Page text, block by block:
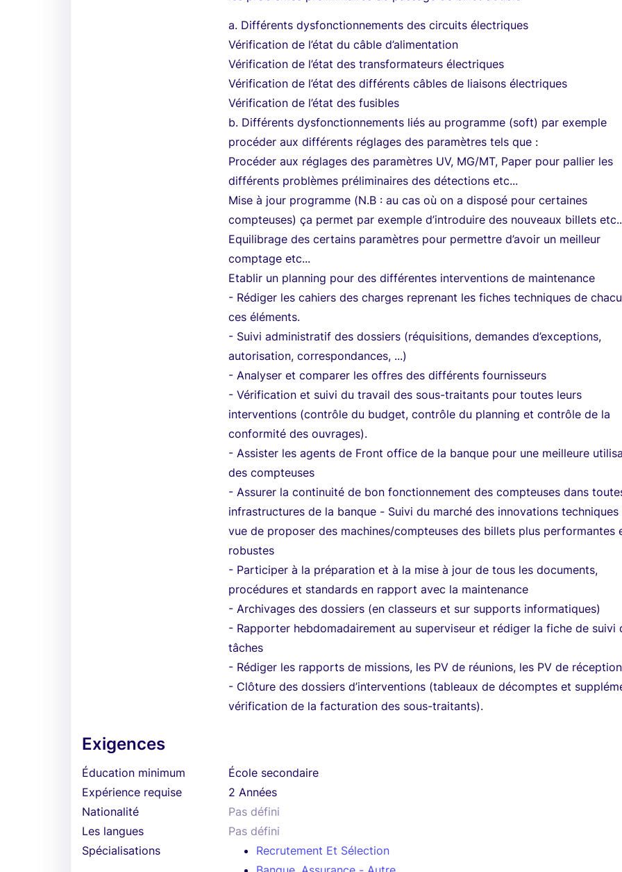
a. Différents dysfonctionnements des circuits électriques
Vérification de l’état du câble d’alimentation
Vérification de l’état des transformateurs électriques
Vérification de l’état des différents câbles de liaisons électriques
Vérification de l’état des fusibles
b. Différents dysfonctionnements liés au programme (soft) par exemple
procéder aux différents réglages des paramètres tels que :
Procéder aux réglages des paramètres UV, MG/MT, Paper pour pallier les
différents problèmes préliminaires des détections etc...
Mise à jour programme (N.B : au cas où on a disposé pour certaines
compteuses) ça permet par exemple d’introduire des nouveaux billets
Equilibrage des certains paramètres pour permettre d’avoir un meilleur
comptage etc...
Etablir un planning pour des différentes interventions de maintenance
- Rédiger les cahiers des charges reprenant les fiches techniques de
ces éléments.
- Suivi administratif des dossiers (réquisitions, demandes d’exceptions,
autorisation, correspondances, ...)
- Analyser et comparer les offres des différents fournisseurs
- Vérification et suivi du travail des sous-traitants pour toutes leurs
interventions (contrôle du budget, contrôle du planning et contrôle de la
conformité des ouvrages).
- Assister les agents de Front office de la banque pour une meilleure
des compteuses
- Assurer la continuité de bon fonctionnement des compteuses dans
infrastructures de la banque - Suivi du marché des innovations techniques
vue de proposer des machines/compteuses des billets plus performantes
robustes
- Participer à la préparation et à la mise à jour de tous les documents,
procédures et standards en rapport avec la maintenance
- Archivages des dossiers (en classeurs et sur supports informatiques)
- Rapporter hebdomadairement au superviseur et rédiger la fiche de suivi
tâches
- Rédiger les rapports de missions, les PV de réunions, les PV de
- Clôture des dossiers d’interventions (tableaux de décomptes et
vérification de la facturation des sous-traitants).
Exigences
Éducation minimum
École secondaire
Expérience requise
2 Années
Nationalité
Pas défini
Les langues
Pas défini
Spécialisations
Recrutement Et Sélection